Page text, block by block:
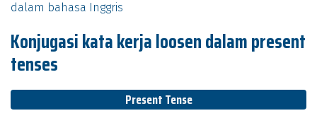
dalam bahasa Inggris
Konjugasi kata kerja loosen dalam present
tenses
Present Tense